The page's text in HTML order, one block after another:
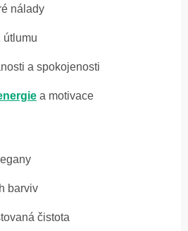
nálady
útlumu
a spokojenosti
a motivace
barviv
čistota